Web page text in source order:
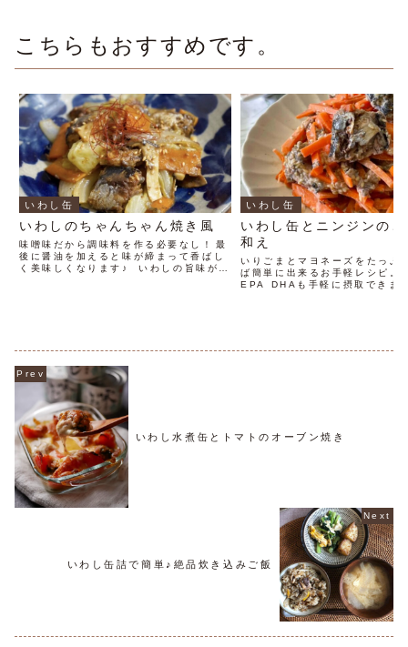
こちらもおすすめです。
いわし缶
いわしのちゃんちゃん焼き風
味噌味だから調味料を作る必要なし！⁡最
後に醤油を加えると味が締まって香ばし
く美味しくなります♪⁡ ⁡いわしの旨味がた
いわし缶
いわし缶とニンジンの
和え
いりごまとマヨネーズをたっぷ
ば簡単に出来るお手軽レシピ。
EPA DHAも手軽に摂取できま
いわし水煮缶とトマトのオーブン焼き
いわし缶詰で簡単♪絶品炊き込みご飯